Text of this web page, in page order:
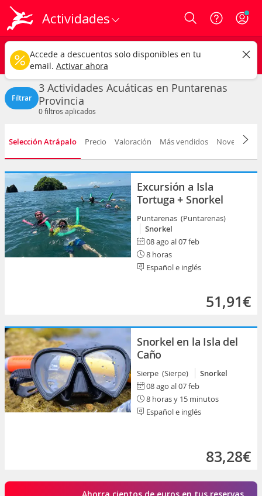
Actividades Login
Puntarenas
Actividades Acuáticas Cualquier fecha
CAMBIAR
Filtrar
3 Actividades Acuáticas en Puntarenas
Provincia
0filtros aplicados
Selección Atrápalo Precio Valoración Más vendidos Novedad
Excursión a Isla
Tortuga + Snorkel
Puntarenas (Puntarenas)
Snorkel
08 ago al 07 feb
8 horas
Español e inglés
51,91€
Snorkel en la Isla del
Caño
Sierpe (Sierpe)
Snorkel
08 ago al 07 feb
8 horas y 15 minutos
Español e inglés
83,28€
Accede a descuentos solo disponibles en tu
email. Activar ahora